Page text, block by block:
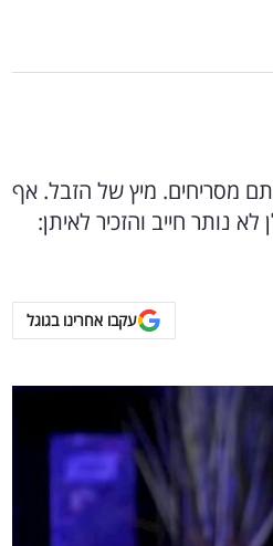
מסריחים. מיץ של הזבל. אף
נותר חייב והזכיר לאיתן:
עקבו אחרינו בגוגל